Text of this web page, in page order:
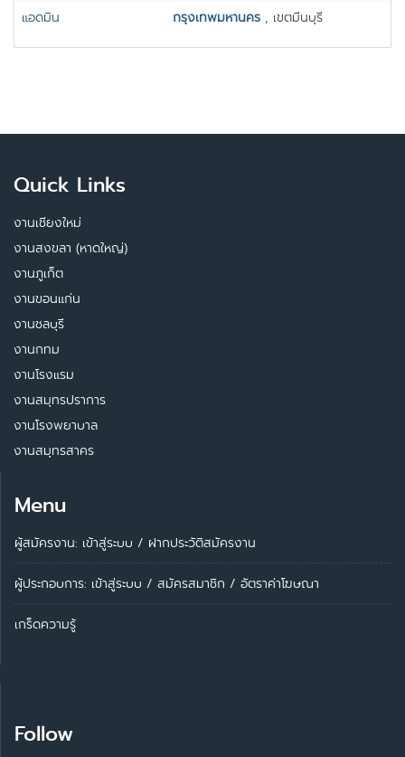
แอดมิน
กรุงเทพมหานคร , เขตมีนบุรี
Quick Links
งานเชียงใหม่
งานสงขลา (หาดใหญ่)
งานภูเก็ต
งานขอนแก่น
งานชลบุรี
งานกทม
งานโรงแรม
งานสมุทรปราการ
งานโรงพยาบาล
งานสมุทรสาคร
Menu
ผู้สมัครงาน: เข้าสู่ระบบ / ฝากประวัติสมัครงาน
ผู้ประกอบการ: เข้าสู่ระบบ / สมัครสมาชิก / อัตราค่าโฆษณา
เกร็ดความรู้
Follow